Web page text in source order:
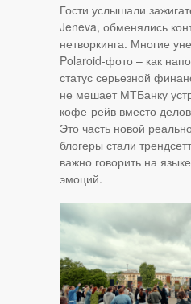
Гости услышали
Jeneva, обменялись
нетворкинга. Многие
Polaroid-фото – как
статус серьезной
не мешает МТБанку
кофе-рейв вместо
Это часть новой
блогеры стали
важно говорить на
эмоций.